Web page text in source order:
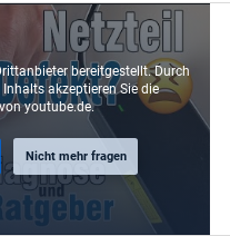
/ innen
bereitgestellt. Durch
akzeptieren Sie die
youtube.de.
Nicht mehr fragen